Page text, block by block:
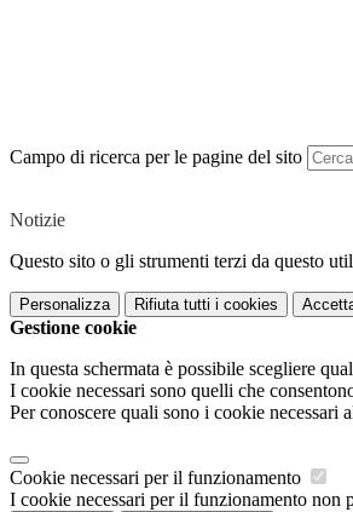
Campo di ricerca per le pagine del sito
Notizie
Questo sito o gli strumenti terzi da questo
Personalizza Rifiuta tutti i cookies
Gestione cookie
In questa schermata è possibile scegliere
I cookie necessari sono quelli che
Per conoscere quali sono i cookie necessari
Cookie necessari per il funzionamento
I cookie necessari per il funzionamento non